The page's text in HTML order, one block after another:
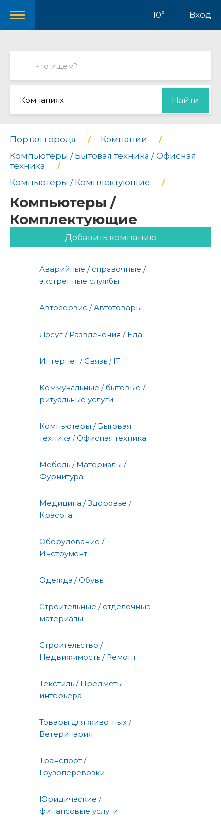
10° Вход
Компаниях Найти
Портал города
Компании
Компьютеры / Бытовая техника / Офисная
техника
Компьютеры / Комплектующие
Компьютеры /
Комплектующие
Добавить компанию
Аварийные / справочные /
экстренные службы
Автосервис / Автотовары
Досуг / Развлечения / Еда
Интернет / Связь / IT
Коммунальные / бытовые /
ритуальные услуги
Компьютеры / Бытовая
техника / Офисная техника
Мебель / Материалы /
Фурнитура
Медицина / Здоровье /
Красота
Оборудование /
Инструмент
Одежда / Обувь
Строительные / отделочные
материалы
Строительство /
Недвижимость / Ремонт
Текстиль / Предметы
интерьера
Товары для животных /
Ветеринария
Транспорт /
Грузоперевозки
Юридические /
финансовые услуги